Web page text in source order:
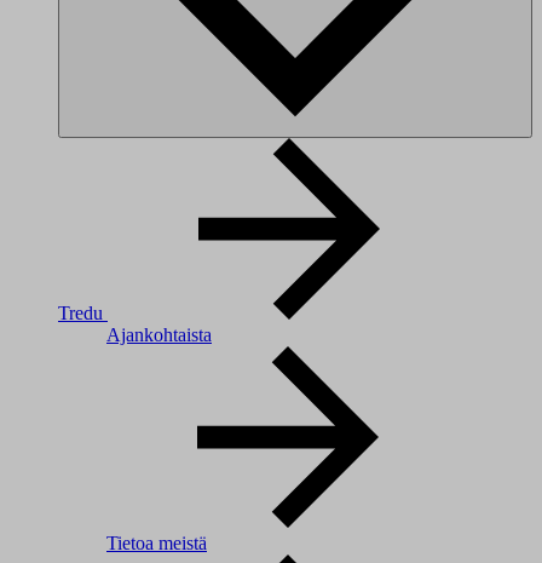
Tredu
Ajankohtaista
Tietoa meistä